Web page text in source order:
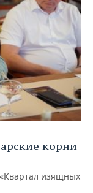
корни
изящных